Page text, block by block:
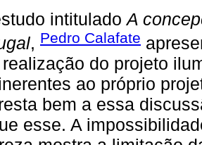
intituladoA
, Pedro Calafate
do projeto
ao próprio
bem a essa
esse. A